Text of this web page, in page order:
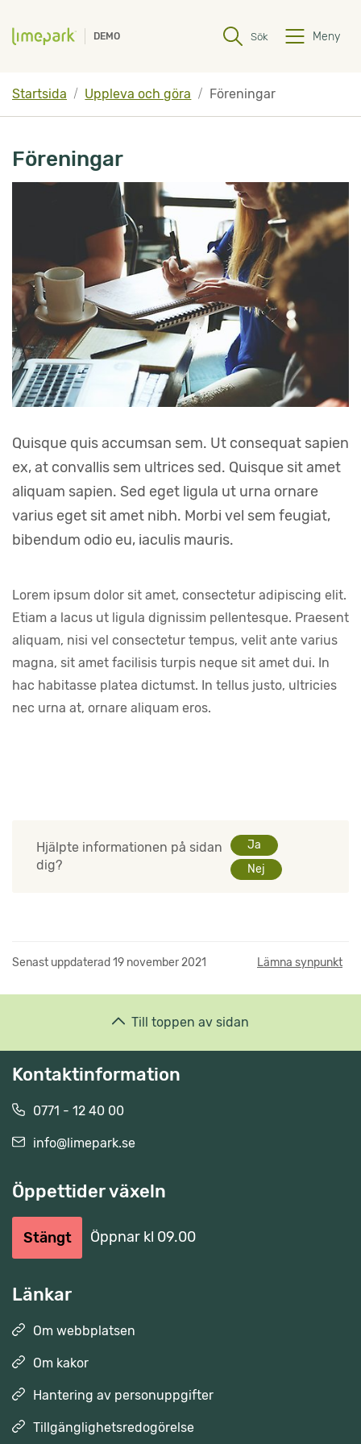
DEMO Sök Meny
Startsida Uppleva och göra Föreningar
Föreningar
Quisque quis accumsan sem. Ut consequat sapien
ex, at convallis sem ultrices sed. Quisque sit amet
aliquam sapien. Sed eget ligula ut urna ornare
varius eget sit amet nibh. Morbi vel sem feugiat,
bibendum odio eu, iaculis mauris.
Lorem ipsum dolor sit amet, consectetur adipiscing elit.
Etiam a lacus ut ligula dignissim pellentesque. Praesent
aliquam, nisi vel consectetur tempus, velit ante varius
magna, sit amet facilisis turpis neque sit amet dui. In
hac habitasse platea dictumst. In tellus justo, ultricies
nec urna at, ornare aliquam eros.
Hjälpte informationen på sidan
dig?
Ja
Nej
Senast uppdaterad 19 november 2021 Lämna synpunkt
Till toppen av sidan
Kontaktinformation
0771 - 12 40 00
info@limepark.se
Öppettider växeln
Stängt Öppnar kl 09.00
Länkar
Om webbplatsen
Om kakor
Hantering av personuppgifter
Tillgänglighetsredogörelse